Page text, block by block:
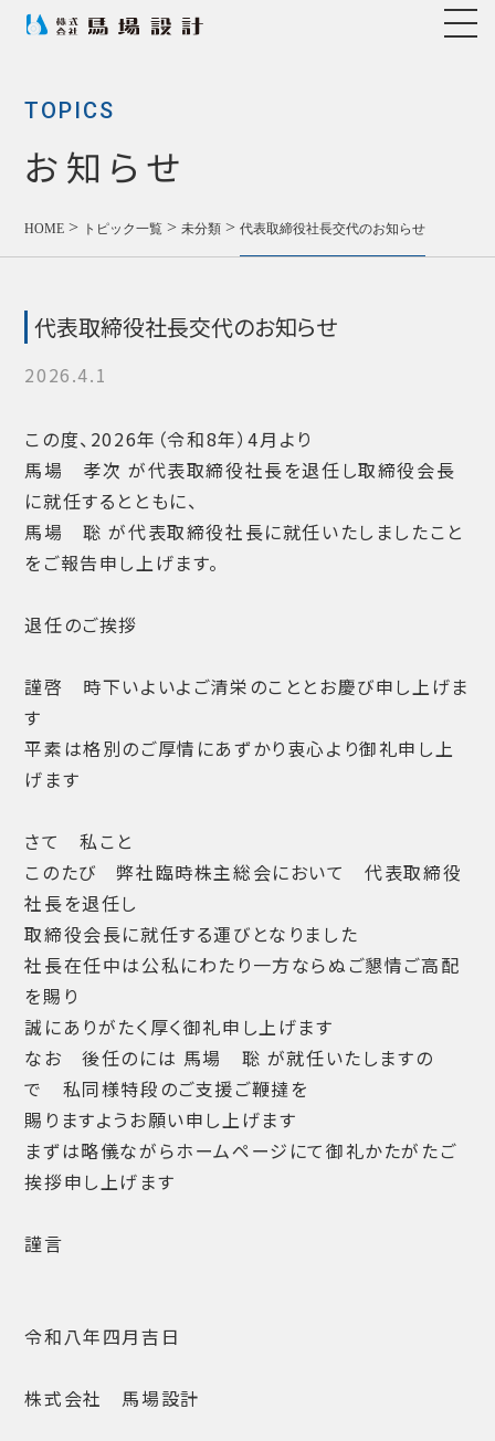
TOPICS
お知らせ
HOME > トピック一覧 >未分類 >代表取締役社長交代のお知らせ
代表取締役社長交代のお知らせ
2026.4.1
この度、2026年（令和8年）4月より
馬場 孝次 が代表取締役社長を退任し取締役会長
に就任するとともに、
馬場 聡 が代表取締役社長に就任いたしましたこと
をご報告申し上げます。
退任のご挨拶
謹啓 時下いよいよご清栄のこととお慶び申し上げま
す
平素は格別のご厚情にあずかり衷心より御礼申し上
げます
さて 私こと
このたび 弊社臨時株主総会において 代表取締役
社長を退任し
取締役会長に就任する運びとなりました
社長在任中は公私にわたり一方ならぬご懇情ご高配
を賜り
誠にありがたく厚く御礼申し上げます
なお 後任のには 馬場 聡 が就任いたしますの
で 私同様特段のご支援ご鞭撻を
賜りますようお願い申し上げます
まずは略儀ながらホームページにて御礼かたがたご
挨拶申し上げます
謹言
令和八年四月吉日
株式会社 馬場設計